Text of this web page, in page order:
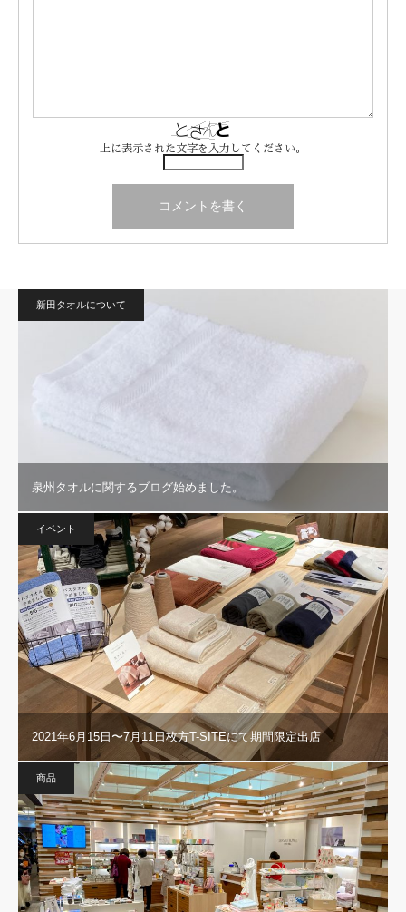
上に表示された文字を入力してください。
新田タオルについて
泉州タオルに関するブログ始めました。
イベント
2021年6月15日〜7月11日枚方T-SITEにて期間限定出店
商品